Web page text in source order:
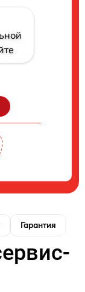
Гарантия